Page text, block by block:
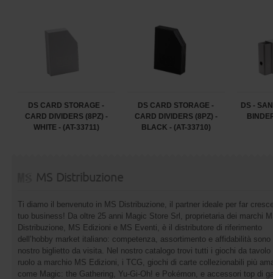
DS CARD STORAGE -
CARD DIVIDERS (8PZ) -
WHITE - (AT-33711)
DS CARD STORAGE -
CARD DIVIDERS (8PZ) -
BLACK - (AT-33710)
DS -
MS Distribuzione
Ti diamo il benvenuto in MS Distribuzione, il partner ideale per far
tuo business! Da oltre 25 anni Magic Store Srl, proprietaria dei marchi
Distribuzione, MS Edizioni e MS Eventi, è il distributore di riferimento
dell’hobby market italiano: competenza, assortimento e affidabilità sono
nostro biglietto da visita. Nel nostro catalogo trovi tutti i giochi da tavolo
ruolo a marchio MS Edizioni, i TCG, giochi di carte collezionabili più
come Magic: the Gathering, Yu-Gi-Oh! e Pokémon, e accessori top di